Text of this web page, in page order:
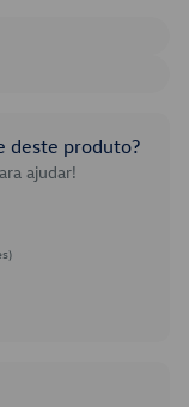
deste produto?
ajudar!